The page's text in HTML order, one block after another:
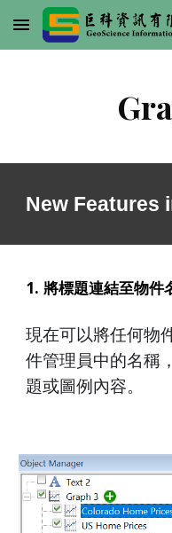
Skip to main content
New Features
將標題連結至物件
現在可以將任何物
件管理員中的名稱
題或圖例內容。